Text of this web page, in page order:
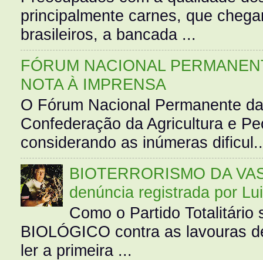
principalmente carnes, que
brasileiros, a bancada ...
FÓRUM NACIONAL
NOTA À IMPRENSA
O Fórum Nacional Permanente
Confederação da Agricultura e
considerando as inúmeras
BIOTERRORISMO DA
denúncia registrada por
Como o Partido Totalitário
BIOLÓGICO contra as lavouras
ler a primeira ...